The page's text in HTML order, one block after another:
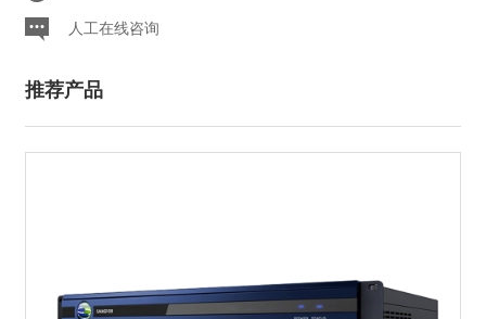
人工在线咨询
推荐产品